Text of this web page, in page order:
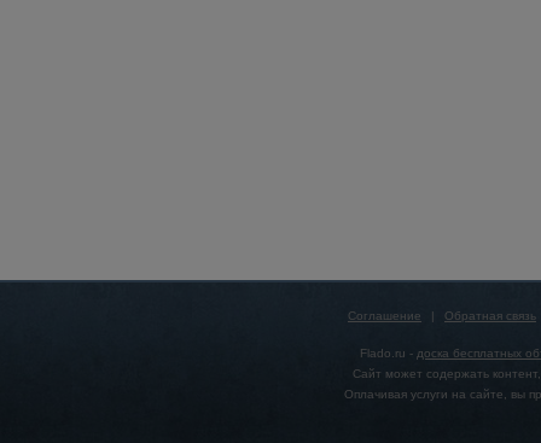
Соглашение | Обратная связь
Flado.ru - доска бесплатных
Сайт может содержать
Оплачивая услуги на сайте, вы